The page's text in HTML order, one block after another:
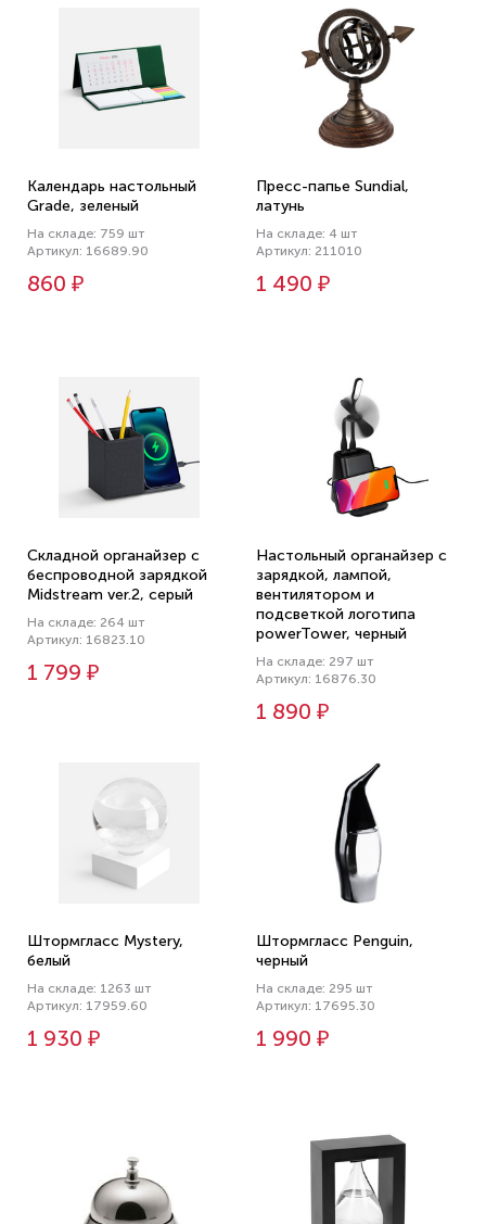
Календарь настольный
Grade, зеленый
На складе: 759 шт
Артикул: 16689.90
860 ₽
Пресс-папье Sundial,
латунь
На складе: 4 шт
Артикул: 211010
1 490 ₽
Складной органайзер с
беспроводной зарядкой
Midstream ver.2, серый
На складе: 264 шт
Артикул: 16823.10
1 799 ₽
Настольный органайзер с
зарядкой, лампой,
вентилятором и
подсветкой логотипа
powerTower, черный
На складе: 297 шт
Артикул: 16876.30
1 890 ₽
Штормгласс Mystery,
белый
На складе: 1263 шт
Артикул: 17959.60
1 930 ₽
Штормгласс Penguin,
черный
На складе: 295 шт
Артикул: 17695.30
1 990 ₽